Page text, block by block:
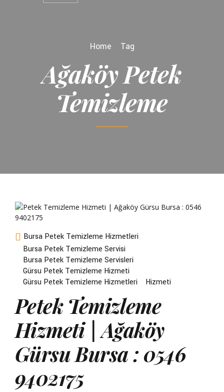
Home Tag
Ağaköy Petek
Temizleme
Bursa Petek Temizleme Hizmetleri
Bursa Petek Temizleme Servisi
Bursa Petek Temizleme Servisleri
Gürsu Petek Temizleme Hizmeti
Gürsu Petek Temizleme Hizmetleri
Hizmeti
Petek Temizleme
Hizmeti | Ağaköy
Gürsu Bursa : 0546
9402175